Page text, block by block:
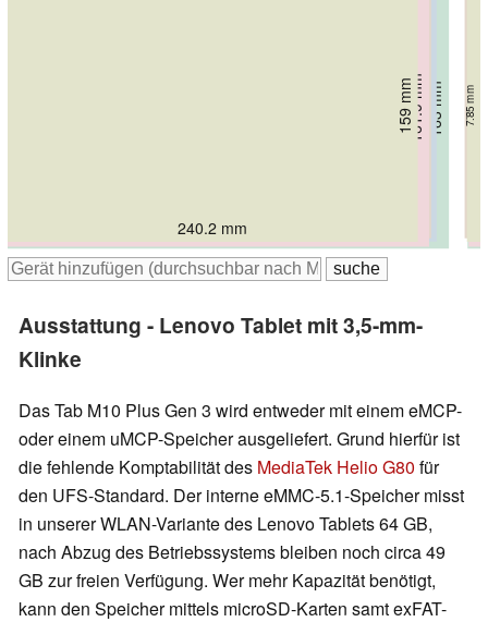
258.4 mm
163 mm 7.5 mm
251.2 mm
158.8 mm 7.45 mm
248 mm
157 mm 9.2 mm
246.8 mm
161.9 mm 6.9 mm
240.2 mm
159 mm 7.85 mm
Ausstattung - Lenovo Tablet mit 3,5-mm-
Klinke
Das Tab M10 Plus Gen 3 wird entweder mit einem eMCP-
oder einem uMCP-Speicher ausgeliefert. Grund hierfür ist
die fehlende Komptabilität des MediaTek Helio G80 für
den UFS-Standard. Der interne eMMC-5.1-Speicher misst
in unserer WLAN-Variante des Lenovo Tablets 64 GB,
nach Abzug des Betriebssystems bleiben noch circa 49
GB zur freien Verfügung. Wer mehr Kapazität benötigt,
kann den Speicher mittels microSD-Karten samt exFAT-